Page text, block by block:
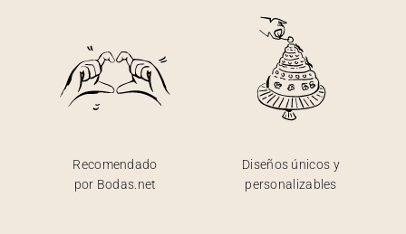
Recomendado
por Bodas.net
Diseños únicos y
personalizables